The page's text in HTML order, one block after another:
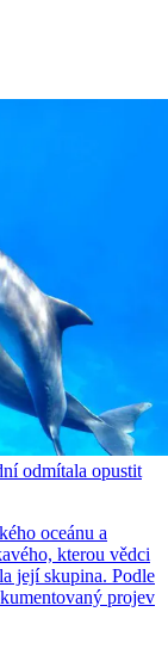
odmítala opustit
oceánu a
kterou vědci
její skupina. Podle
projev